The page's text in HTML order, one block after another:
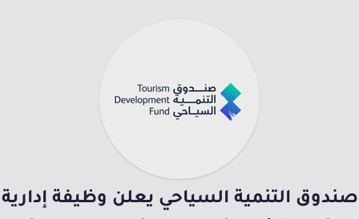
صندوق التنمية السياحي يعلن وظيفة إدارية